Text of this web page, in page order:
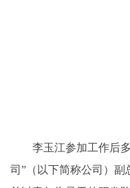
李玉江参加工作后
司”（以下简称公司）